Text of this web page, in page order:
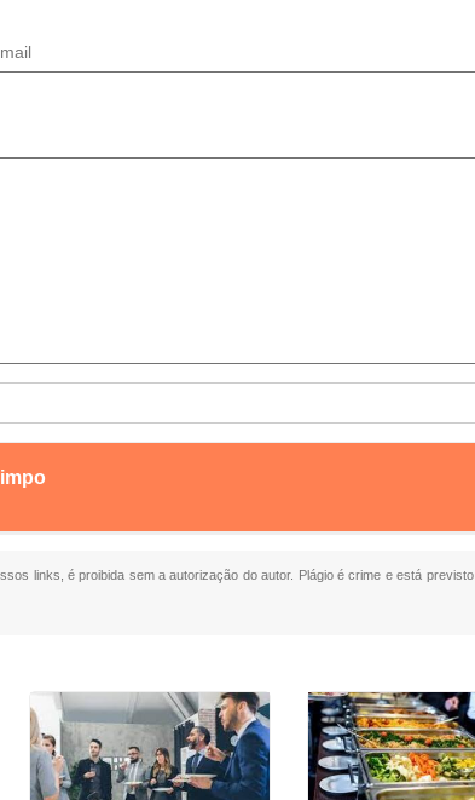
links, é proibida sem a autorização do autor. Plágio é crime e está